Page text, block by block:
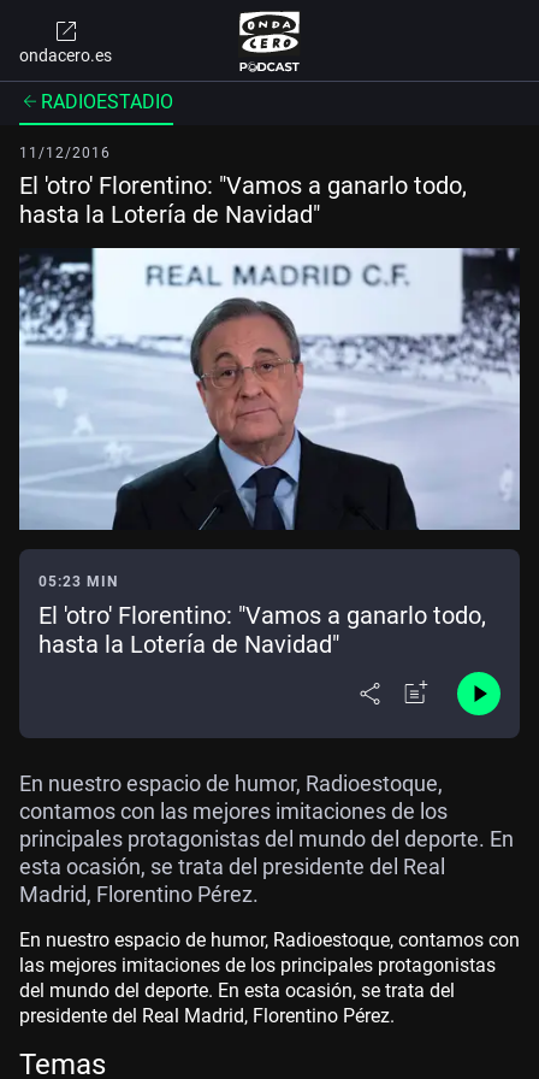
ondacero.es
RADIOESTADIO
11/12/2016
El 'otro' Florentino: "Vamos a ganarlo todo,
hasta la Lotería de Navidad"
05:23 MIN
El 'otro' Florentino: "Vamos a ganarlo todo,
hasta la Lotería de Navidad"
En nuestro espacio de humor, Radioestoque,
contamos con las mejores imitaciones de los
principales protagonistas del mundo del deporte. En
esta ocasión, se trata del presidente del Real
Madrid, Florentino Pérez.
En nuestro espacio de humor, Radioestoque, contamos con
las mejores imitaciones de los principales protagonistas
del mundo del deporte. En esta ocasión, se trata del
presidente del Real Madrid, Florentino Pérez.
Temas